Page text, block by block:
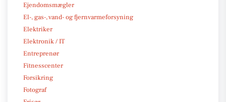
Ejendomsmægler
El-, gas-, vand- og fjernvarmeforsyning
Elektriker
Elektronik / IT
Entreprenør
Fitnesscenter
Forsikring
Fotograf